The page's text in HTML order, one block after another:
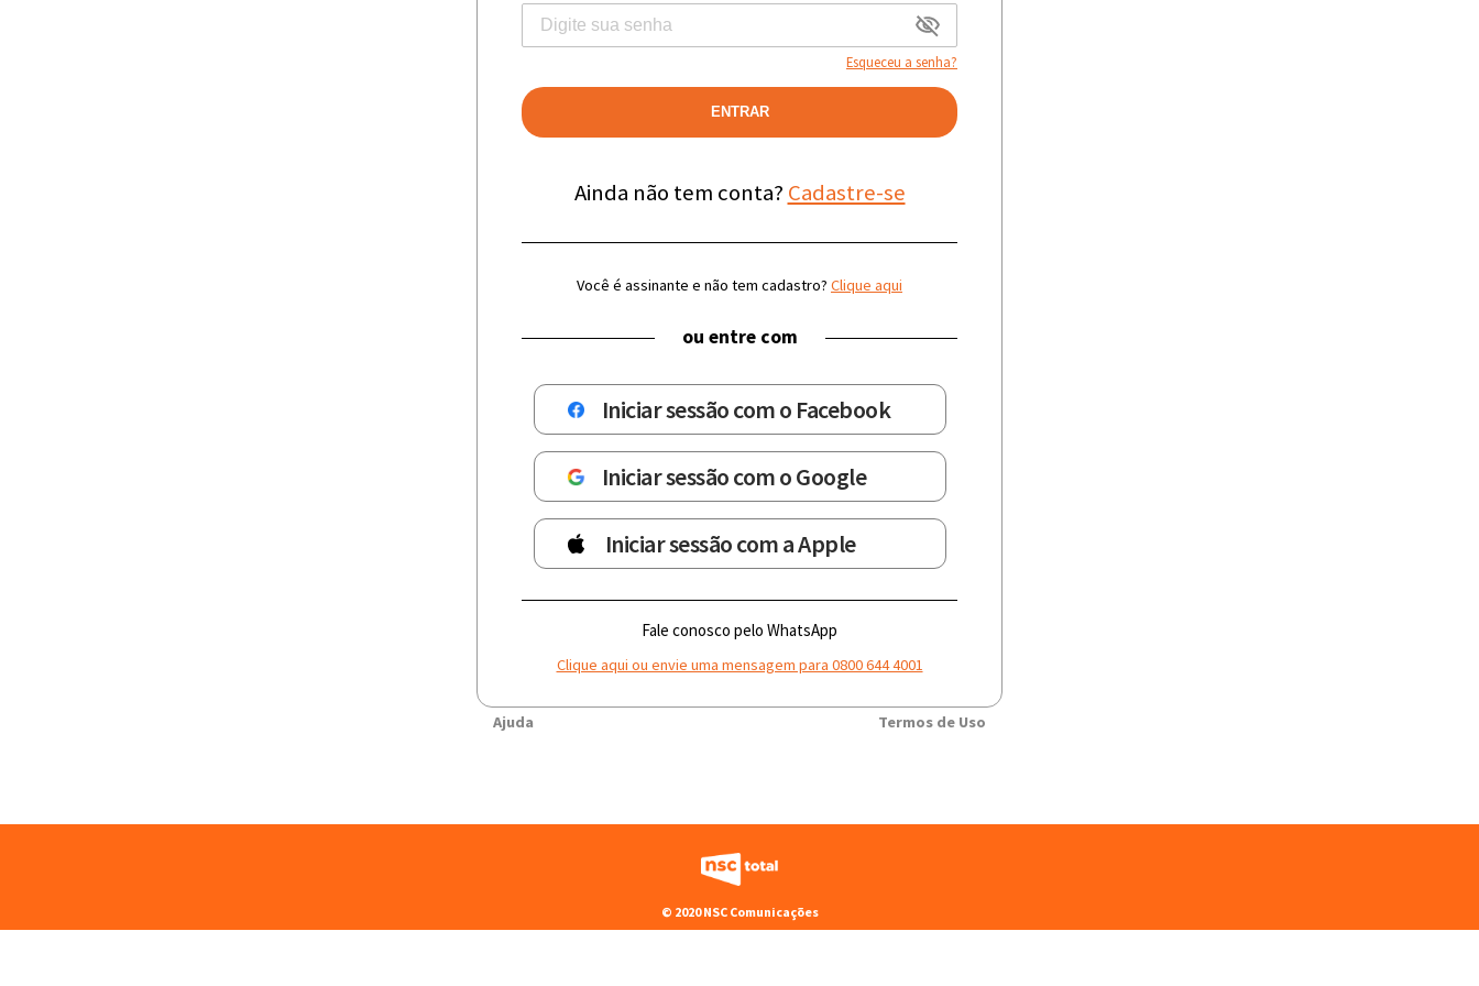
Esqueceu a senha?
ENTRAR
Ainda não tem conta? Cadastre-se
Você é assinante e não tem cadastro? Clique aqui
ou entre com
Iniciar sessão com o Facebook
Iniciar sessão com o Google
Iniciar sessão com a Apple
Fale conosco pelo WhatsApp
Clique aqui ou envie uma mensagem para 0800 644 4001
Ajuda Termos de Uso
© 2020 NSC Comunicações